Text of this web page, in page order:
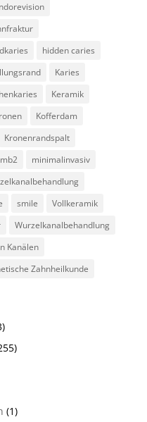
hidden caries
Karies
Keramik
Kofferdam
Kronenrandspalt
mb2
minimalinvasiv
smile
Vollkeramik
Wurzelkanalbehandlung
Kanälen
Zahnheilkunde
(1)